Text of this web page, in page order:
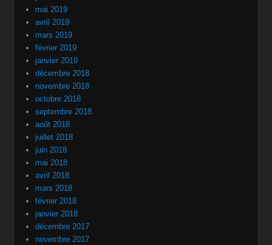
mai 2019
avril 2019
mars 2019
février 2019
janvier 2019
décembre 2018
novembre 2018
octobre 2018
septembre 2018
août 2018
juillet 2018
juin 2018
mai 2018
avril 2018
mars 2018
février 2018
janvier 2018
décembre 2017
novembre 2017